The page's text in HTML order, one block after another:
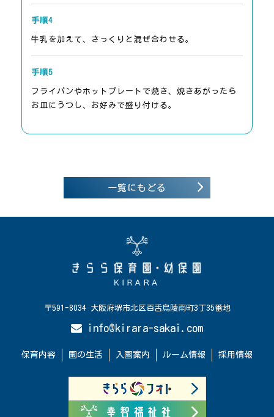
手順4
牛乳を加えて、さっくりと混ぜ合わせる。
手順5
フライパンやホットプレートで焼き、焼きあがったら
お皿にうつし、お好みで盛り付ける。
一覧にもどる
〒591-8034 大阪府堺市北区百舌鳥陵南町3丁35番地
info@kirara-sakai.com
保育内容 園の生活 入園案内 ルーム情報 採用情報